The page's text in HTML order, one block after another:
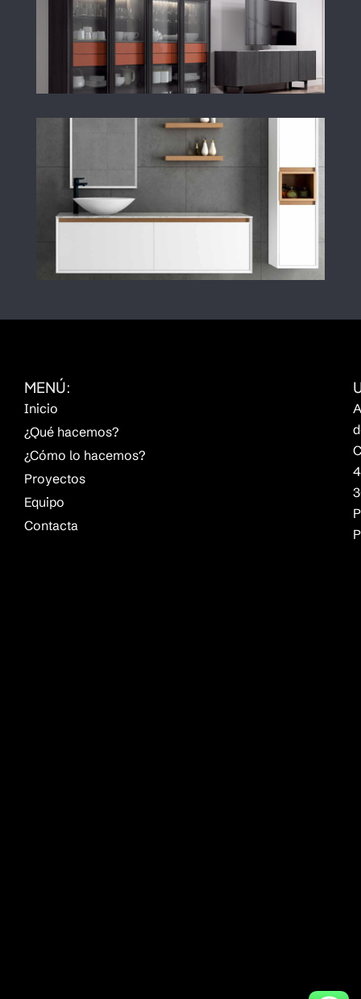
MENÚ:
Inicio
¿Qué hacemos?
¿Cómo lo hacemos?
Proyectos
Equipo
Contacta